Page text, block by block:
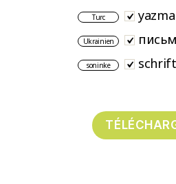
Turc yazma
Ukrainien
soninke